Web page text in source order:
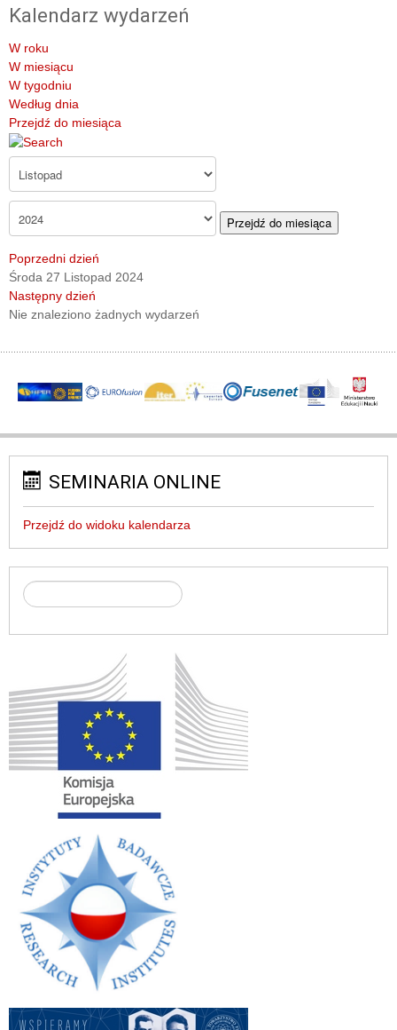
Kalendarz wydarzeń
W roku
W miesiącu
W tygodniu
Według dnia
Przejdź do miesiąca
Przejdź do miesiąca
Poprzedni dzień
Środa 27 Listopad 2024
Następny dzień
Nie znaleziono żadnych wydarzeń
SEMINARIA ONLINE
Przejdź do widoku kalendarza